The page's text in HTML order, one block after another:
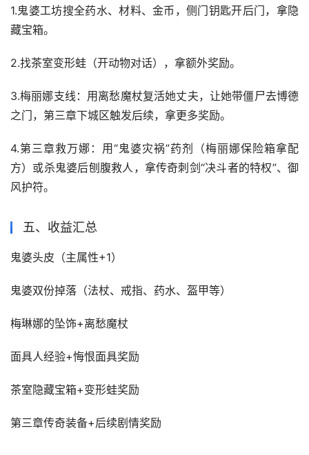
1.鬼婆工坊搜全药水、材料、金币，侧门钥匙开后门，拿隐
藏宝箱。
2.找茶室变形蛙（开动物对话），拿额外奖励。
3.梅丽娜支线：用离愁魔杖复活她丈夫，让她带僵尸去博德
之门，第三章下城区触发后续，拿更多奖励。
4.第三章救万娜：用“鬼婆灾祸”药剂（梅丽娜保险箱拿配
方）或杀鬼婆后刨腹救人，拿传奇刺剑“决斗者的特权”、御
风护符。
五、收益汇总
鬼婆头皮（主属性+1）
鬼婆双份掉落（法杖、戒指、药水、盔甲等）
梅琳娜的坠饰+离愁魔杖
面具人经验+悔恨面具奖励
茶室隐藏宝箱+变形蛙奖励
第三章传奇装备+后续剧情奖励